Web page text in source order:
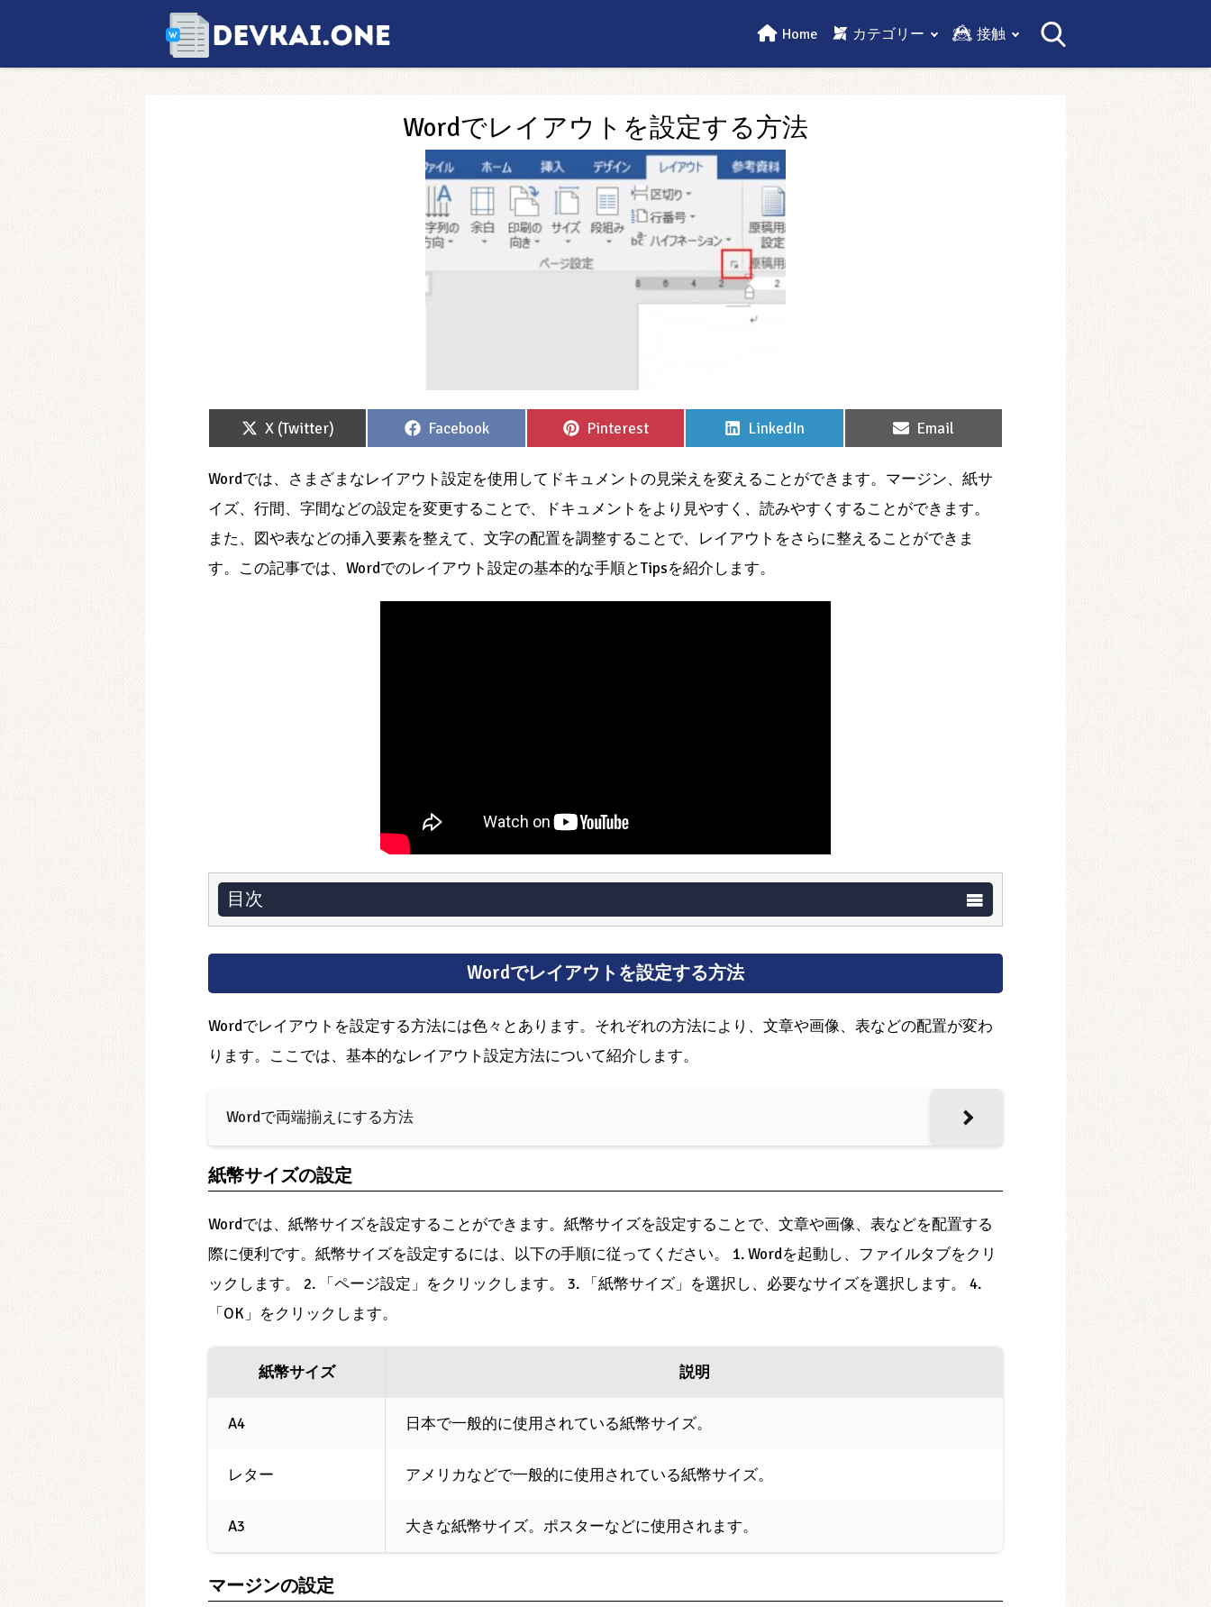
Home カテゴリー 接触
Wordでレイアウトを設定する方法
Share
on
X (Twitter)
Share
on
Facebook
Share
on
Pinterest
Share
on
LinkedIn
Share
on
Email
Wordでは、さまざまなレイアウト設定を使用してドキュメントの見栄えを変えることができます。マージン、紙サ
イズ、行間、字間などの設定を変更することで、ドキュメントをより見やすく、読みやすくすることができます。
また、図や表などの挿入要素を整えて、文字の配置を調整することで、レイアウトをさらに整えることができま
す。この記事では、Wordでのレイアウト設定の基本的な手順とTipsを紹介します。
目次
Wordでレイアウトを設定する方法
Wordでレイアウトを設定する方法には色々とあります。それぞれの方法により、文章や画像、表などの配置が変わ
ります。ここでは、基本的なレイアウト設定方法について紹介します。
Wordで両端揃えにする方法
紙幣サイズの設定
Wordでは、紙幣サイズを設定することができます。紙幣サイズを設定することで、文章や画像、表などを配置する
際に便利です。紙幣サイズを設定するには、以下の手順に従ってください。 1. Wordを起動し、ファイルタブをクリ
ックします。 2. 「ページ設定」をクリックします。 3. 「紙幣サイズ」を選択し、必要なサイズを選択します。 4.
「OK」をクリックします。
紙幣サイズ 説明
A4 日本で一般的に使用されている紙幣サイズ。
レター アメリカなどで一般的に使用されている紙幣サイズ。
A3 大きな紙幣サイズ。ポスターなどに使用されます。
マージンの設定